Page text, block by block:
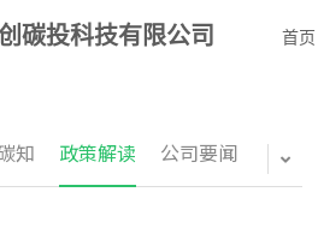
碳投科技有限公司 首页
知 政策解读 公司要闻